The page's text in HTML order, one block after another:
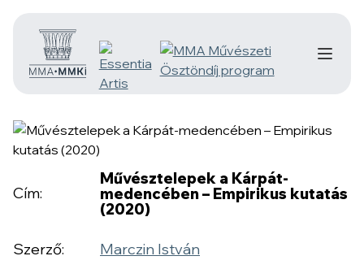
Cím:
Művésztelepek a Kárpát-
medencében – Empirikus kutatás
(2020)
Szerző: Marczin István